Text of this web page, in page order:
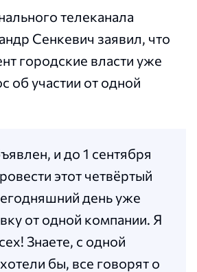
телеканала
Сенкевич заявил, что
городские власти уже
об участии от одной
и до 1 сентября
этот четвёртый
день уже
от одной компании. Я
Знаете, с одной
бы, все говорят о